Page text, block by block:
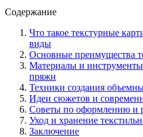
Содержание
Что такое текстурные
виды
Основные преимущества
Материалы и инструменты
пряжи
Техники создания
Идеи сюжетов и
Советы по оформлению и
Уход и хранение
Заключение